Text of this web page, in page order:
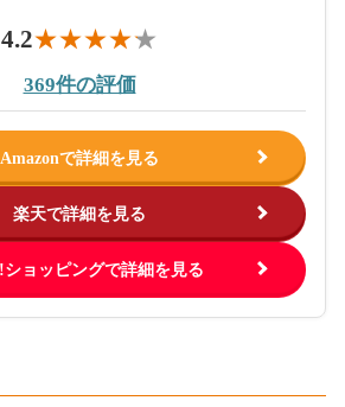
4.2
369件の評価
Amazonで詳細を見る
楽天で詳細を見る
ショッピングで詳細を見る